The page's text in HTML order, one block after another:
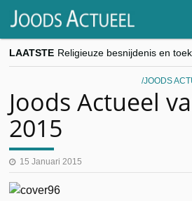
LAATSTE
JOODS
Joods Actueel
2015
15 Januari 2015